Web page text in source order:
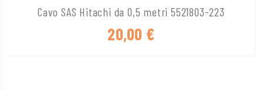
Cavo SAS Hitachi da 0,5 metri 5521803-223
20,00 €